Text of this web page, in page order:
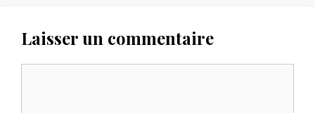
Laisser un commentaire